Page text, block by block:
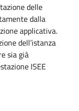
delle
dalla
applicativa.
dell’istanza
sia già
ISEE